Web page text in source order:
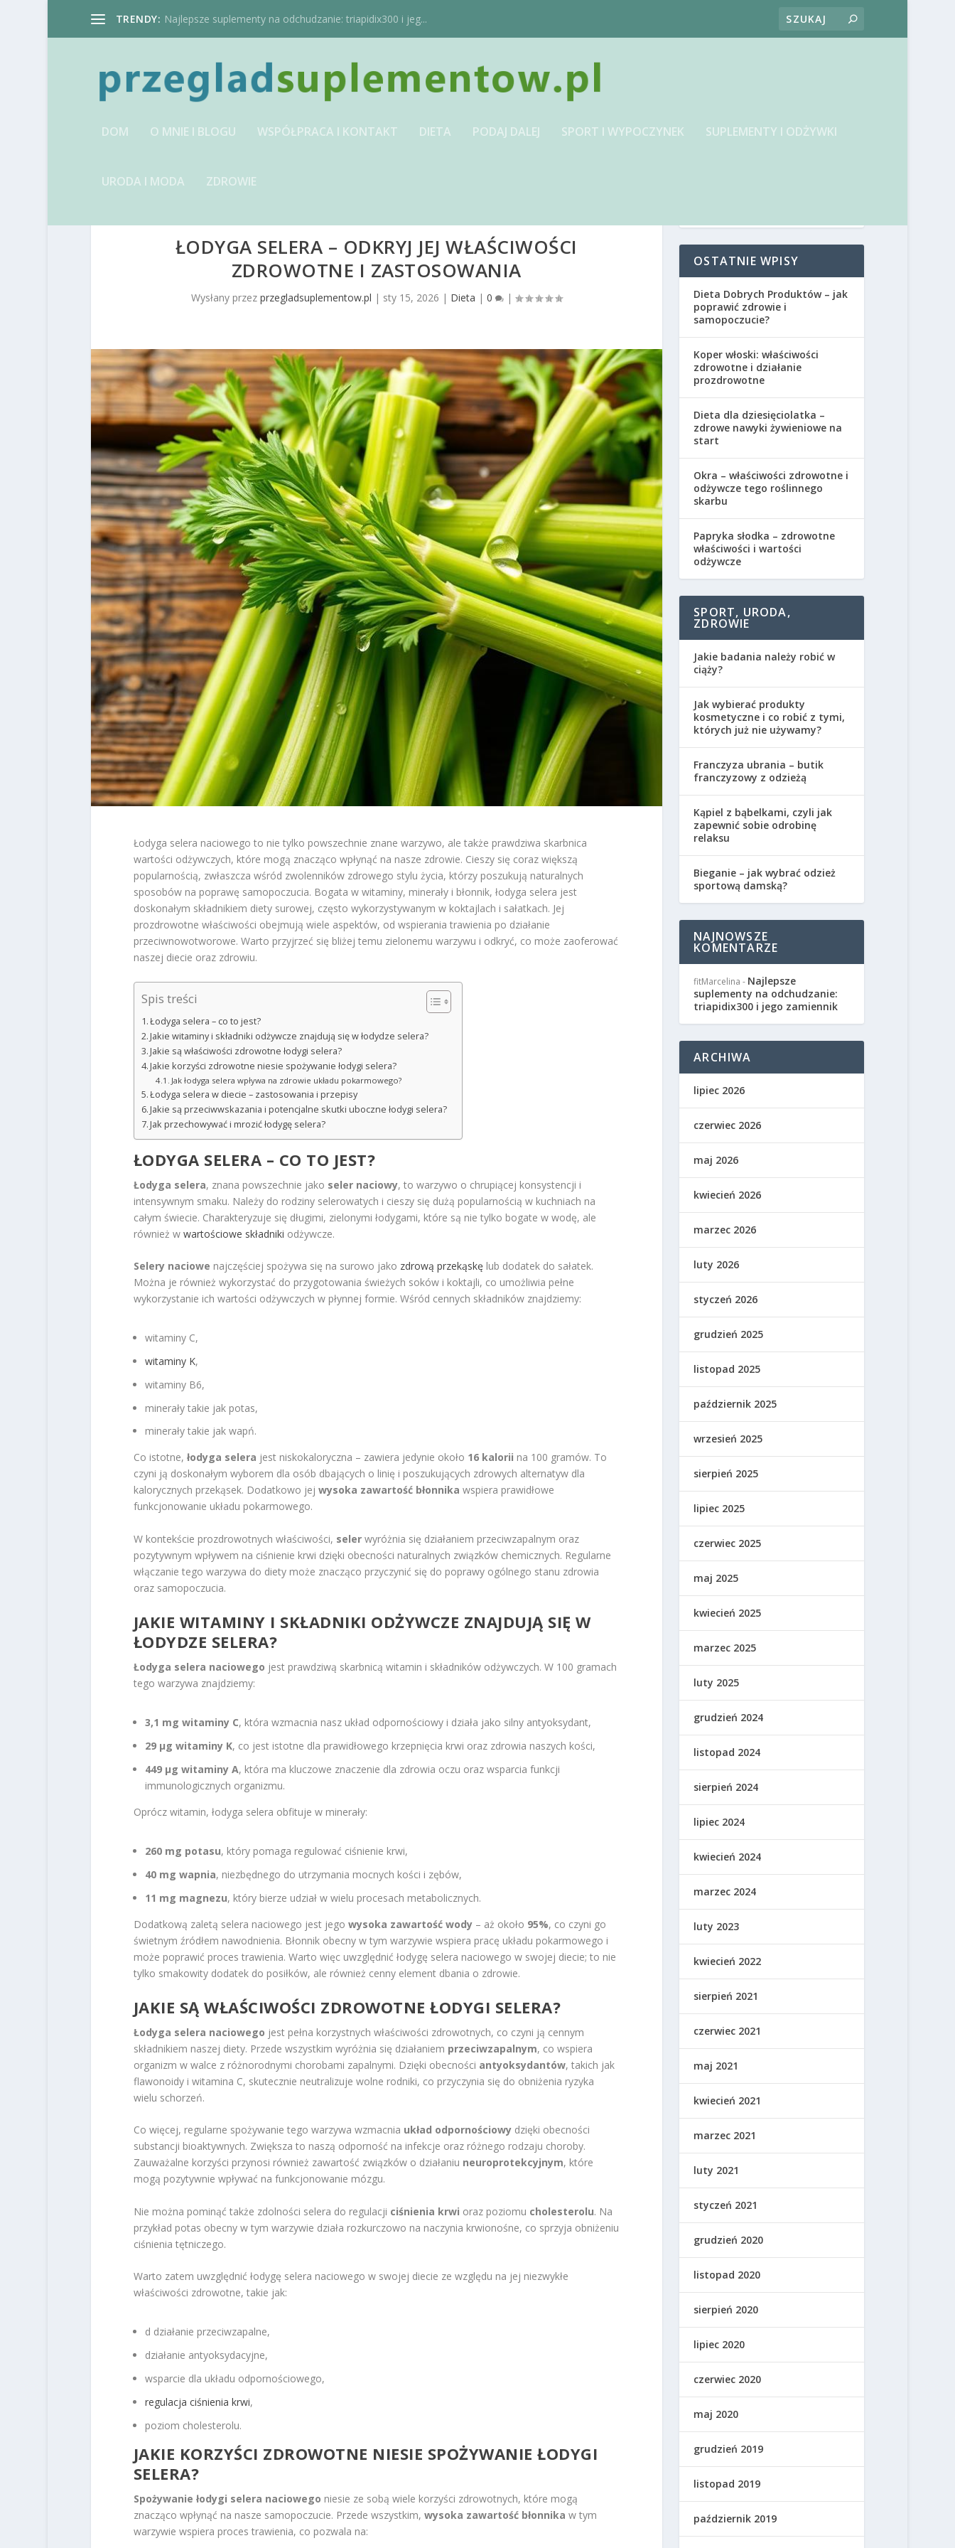
TRENDY: Najlepsze suplementy na odchudzanie: triapidix300 i jeg...
DOM O MNIE I BLOGU WSPÓŁPRACA I KONTAKT DIETA PODAJ DALEJ SPORT I WYPOCZYNEK SUPLEMENTY I ODŻYWKI
URODA I MODA ZDROWIE
ŁODYGA SELERA – ODKRYJ JEJ WŁAŚCIWOŚCI
ZDROWOTNE I ZASTOSOWANIA
Wysłany przez przegladsuplementow.pl | sty 15, 2026 | Dieta | 0 |
Łodyga selera naciowego to nie tylko powszechnie znane warzywo, ale także prawdziwa skarbnica
wartości odżywczych, które mogą znacząco wpłynąć na nasze zdrowie. Cieszy się coraz większą
popularnością, zwłaszcza wśród zwolenników zdrowego stylu życia, którzy poszukują naturalnych
sposobów na poprawę samopoczucia. Bogata w witaminy, minerały i błonnik, łodyga selera jest
doskonałym składnikiem diety surowej, często wykorzystywanym w koktajlach i sałatkach. Jej
prozdrowotne właściwości obejmują wiele aspektów, od wspierania trawienia po działanie
przeciwnowotworowe. Warto przyjrzeć się bliżej temu zielonemu warzywu i odkryć, co może zaoferować
naszej diecie oraz zdrowiu.
Spis treści
Łodyga selera – co to jest?
Jakie witaminy i składniki odżywcze znajdują się w łodydze selera?
Jakie są właściwości zdrowotne łodygi selera?
Jakie korzyści zdrowotne niesie spożywanie łodygi selera?
Jak łodyga selera wpływa na zdrowie układu pokarmowego?
Łodyga selera w diecie – zastosowania i przepisy
Jakie są przeciwwskazania i potencjalne skutki uboczne łodygi selera?
Jak przechowywać i mrozić łodygę selera?
ŁODYGA SELERA – CO TO JEST?
Łodyga selera, znana powszechnie jako seler naciowy, to warzywo o chrupiącej konsystencji i
intensywnym smaku. Należy do rodziny selerowatych i cieszy się dużą popularnością w kuchniach na
całym świecie. Charakteryzuje się długimi, zielonymi łodygami, które są nie tylko bogate w wodę, ale
również w wartościowe składniki odżywcze.
Selery naciowe najczęściej spożywa się na surowo jako zdrową przekąskę lub dodatek do sałatek.
Można je również wykorzystać do przygotowania świeżych soków i koktajli, co umożliwia pełne
wykorzystanie ich wartości odżywczych w płynnej formie. Wśród cennych składników znajdziemy:
witaminy C,
witaminy K,
witaminy B6,
minerały takie jak potas,
minerały takie jak wapń.
Co istotne, łodyga selera jest niskokaloryczna – zawiera jedynie około 16 kalorii na 100 gramów. To
czyni ją doskonałym wyborem dla osób dbających o linię i poszukujących zdrowych alternatyw dla
kalorycznych przekąsek. Dodatkowo jej wysoka zawartość błonnika wspiera prawidłowe
funkcjonowanie układu pokarmowego.
W kontekście prozdrowotnych właściwości, selerwyróżnia się działaniem przeciwzapalnym oraz
pozytywnym wpływem na ciśnienie krwi dzięki obecności naturalnych związków chemicznych. Regularne
włączanie tego warzywa do diety może znacząco przyczynić się do poprawy ogólnego stanu zdrowia
oraz samopoczucia.
JAKIE WITAMINY I SKŁADNIKI ODŻYWCZE ZNAJDUJĄ SIĘ W
ŁODYDZE SELERA?
Łodyga selera naciowego jest prawdziwą skarbnicą witamin i składników odżywczych. W 100 gramach
tego warzywa znajdziemy:
3,1 mg witaminy C, która wzmacnia nasz układ odpornościowy i działa jako silny antyoksydant,
29 µg witaminy K, co jest istotne dla prawidłowego krzepnięcia krwi oraz zdrowia naszych kości,
449 µg witaminy A, która ma kluczowe znaczenie dla zdrowia oczu oraz wsparcia funkcji
immunologicznych organizmu.
Oprócz witamin, łodyga selera obfituje w minerały:
260 mg potasu, który pomaga regulować ciśnienie krwi,
40 mg wapnia, niezbędnego do utrzymania mocnych kości i zębów,
11 mg magnezu, który bierze udział w wielu procesach metabolicznych.
Dodatkową zaletą selera naciowego jest jego wysoka zawartość wody– aż około 95%, co czyni go
świetnym źródłem nawodnienia. Błonnik obecny w tym warzywie wspiera pracę układu pokarmowego i
może poprawić proces trawienia. Warto więc uwzględnić łodygę selera naciowego w swojej diecie; to nie
tylko smakowity dodatek do posiłków, ale również cenny element dbania o zdrowie.
JAKIE SĄ WŁAŚCIWOŚCI ZDROWOTNE ŁODYGI SELERA?
Łodyga selera naciowego jest pełna korzystnych właściwości zdrowotnych, co czyni ją cennym
składnikiem naszej diety. Przede wszystkim wyróżnia się działaniem przeciwzapalnym, co wspiera
organizm w walce z różnorodnymi chorobami zapalnymi. Dzięki obecności antyoksydantów, takich jak
flawonoidy i witamina C, skutecznie neutralizuje wolne rodniki, co przyczynia się do obniżenia ryzyka
wielu schorzeń.
Co więcej, regularne spożywanie tego warzywa wzmacnia układ odpornościowydzięki obecności
substancji bioaktywnych. Zwiększa to naszą odporność na infekcje oraz różnego rodzaju choroby.
Zauważalne korzyści przynosi również zawartość związków o działaniu neuroprotekcyjnym, które
mogą pozytywnie wpływać na funkcjonowanie mózgu.
Nie można pominąć także zdolności selera do regulacji ciśnienia krwi oraz poziomu cholesterolu. Na
przykład potas obecny w tym warzywie działa rozkurczowo na naczynia krwionośne, co sprzyja obniżeniu
ciśnienia tętniczego.
Warto zatem uwzględnić łodygę selera naciowego w swojej diecie ze względu na jej niezwykłe
właściwości zdrowotne, takie jak:
d działanie przeciwzapalne,
działanie antyoksydacyjne,
wsparcie dla układu odpornościowego,
regulacja ciśnienia krwi,
poziom cholesterolu.
JAKIE KORZYŚCI ZDROWOTNE NIESIE SPOŻYWANIE ŁODYGI
SELERA?
Spożywanie łodygi selera naciowego niesie ze sobą wiele korzyści zdrowotnych, które mogą
znacząco wpłynąć na nasze samopoczucie. Przede wszystkim, wysoka zawartość błonnika w tym
warzywie wspiera proces trawienia, co pozwala na:
OSTATNIE WPISY
Dieta Dobrych Produktów – jak
poprawić zdrowie i
samopoczucie?
Koper włoski: właściwości
zdrowotne i działanie
prozdrowotne
Dieta dla dziesięciolatka –
zdrowe nawyki żywieniowe na
start
Okra – właściwości zdrowotne i
odżywcze tego roślinnego
skarbu
Papryka słodka – zdrowotne
właściwości i wartości
odżywcze
SPORT, URODA,
ZDROWIE
Jakie badania należy robić w
ciąży?
Jak wybierać produkty
kosmetyczne i co robić z tymi,
których już nie używamy?
Franczyza ubrania – butik
franczyzowy z odzieżą
Kąpiel z bąbelkami, czyli jak
zapewnić sobie odrobinę
relaksu
Bieganie – jak wybrać odzież
sportową damską?
NAJNOWSZE
KOMENTARZE
fitMarcelina - Najlepsze
suplementy na odchudzanie:
triapidix300 i jego zamiennik
ARCHIWA
lipiec 2026
czerwiec 2026
maj 2026
kwiecień 2026
marzec 2026
luty 2026
styczeń 2026
grudzień 2025
listopad 2025
październik 2025
wrzesień 2025
sierpień 2025
lipiec 2025
czerwiec 2025
maj 2025
kwiecień 2025
marzec 2025
luty 2025
grudzień 2024
listopad 2024
sierpień 2024
lipiec 2024
kwiecień 2024
marzec 2024
luty 2023
kwiecień 2022
sierpień 2021
czerwiec 2021
maj 2021
kwiecień 2021
marzec 2021
luty 2021
styczeń 2021
grudzień 2020
listopad 2020
sierpień 2020
lipiec 2020
czerwiec 2020
maj 2020
grudzień 2019
listopad 2019
październik 2019